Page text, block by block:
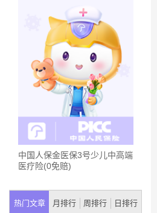
中国人保金医保3号少儿中高端
医疗险(0免赔)
热门文章 月排行 周排行 日排行